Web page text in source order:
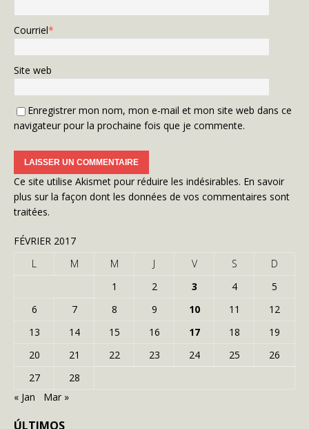
Courriel*
Site web
Enregistrer mon nom, mon e-mail et mon site web dans ce
navigateur pour la prochaine fois que je commente.
Ce site utilise Akismet pour réduire les indésirables. En savoir
plus sur la façon dont les données de vos commentaires sont
traitées.
FÉVRIER 2017
L
M M J V S
D
1
2 3 4
5
6
7 8 9 10 11
12
13
14 15 16 17 18
19
20
21 22 23 24 25
26
27
28
« Jan
Mar »
ÚLTIMOS